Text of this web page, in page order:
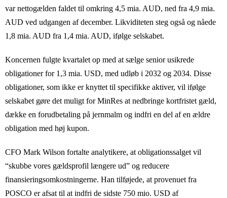
var nettogælden faldet til omkring 4,5 mia. AUD, ned fra 4,9 mia.
AUD ved udgangen af december. Likviditeten steg også og nåede
1,8 mia. AUD fra 1,4 mia. AUD, ifølge selskabet.
Koncernen fulgte kvartalet op med at sælge senior usikrede
obligationer for 1,3 mia. USD, med udløb i 2032 og 2034. Disse
obligationer, som ikke er knyttet til specifikke aktiver, vil ifølge
selskabet gøre det muligt for MinRes at nedbringe kortfristet gæld,
dække en forudbetaling på jernmalm og indfri en del af en ældre
obligation med høj kupon.
CFO Mark Wilson fortalte analytikere, at obligationssalget vil
“skubbe vores gældsprofil længere ud” og reducere
finansieringsomkostningerne. Han tilføjede, at provenuet fra
POSCO er afsat til at indfri de sidste 750 mio. USD af